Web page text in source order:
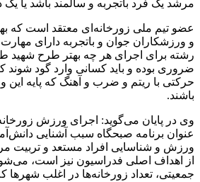
مرشد یک فرد باتجربه و سالمند باشد یا
عضو تیم ملی زورخانه‌ای معتقد است که
و ورزشکاران جوان و باتجربه دارای
رشته برای اجرای هر چه بهتر طرح شهید
ضروری بوده و باید کسانی وارد گود شوند
حرکتی با ریتم و ضرب و آهنگ که پایه
باشند.
وی در پایان می‌گوید: اجرای ورزش
عنوان برنامه صبحگاه سبب آشنایی
ورزش و شناسایی افراد مستعد و تربیت
از اهداف اصلی فدراسیون نیز است،